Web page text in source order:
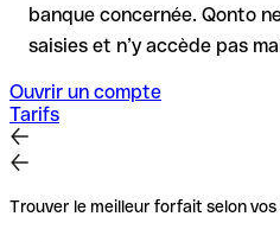
banque concernée. Qonto
saisies et n’y accède pas
Ouvrir un compte
Tarifs
Trouver le meilleur forfait selon vos